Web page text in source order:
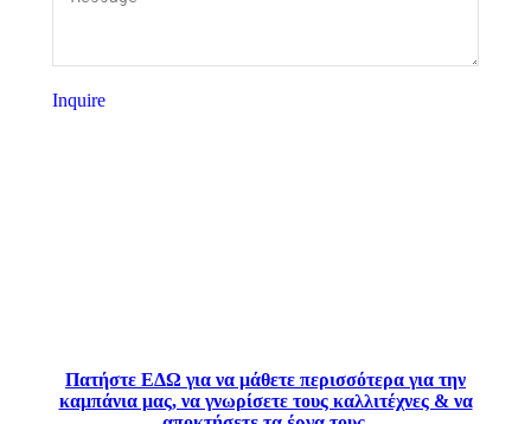
Inquire
Πατήστε ΕΔΩ για να μάθετε περισσότερα για την
καμπάνια μας, να γνωρίσετε τους καλλιτέχνες & να